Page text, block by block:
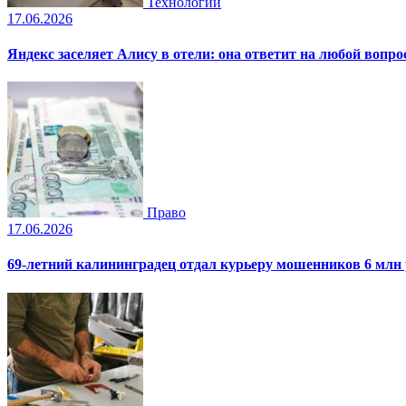
17.06.2026
Яндекс заселяет Алису в отели: она ответит на любой
Право
17.06.2026
69-летний калининградец отдал курьеру мошенников 6 млн